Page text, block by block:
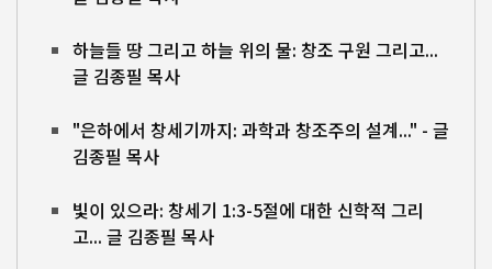
하늘들 땅 그리고 하늘 위의 물: 창조 구원 그리고...
글 김종필 목사
"은하에서 창세기까지: 과학과 창조주의 설계..." - 글
김종필 목사
빛이 있으라: 창세기 1:3-5절에 대한 신학적 그리
고... 글 김종필 목사